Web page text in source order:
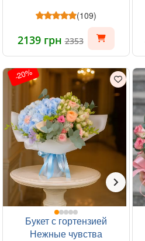
(109)
2139 грн2353
-20%
Букет с гортензией
Нежные чувства